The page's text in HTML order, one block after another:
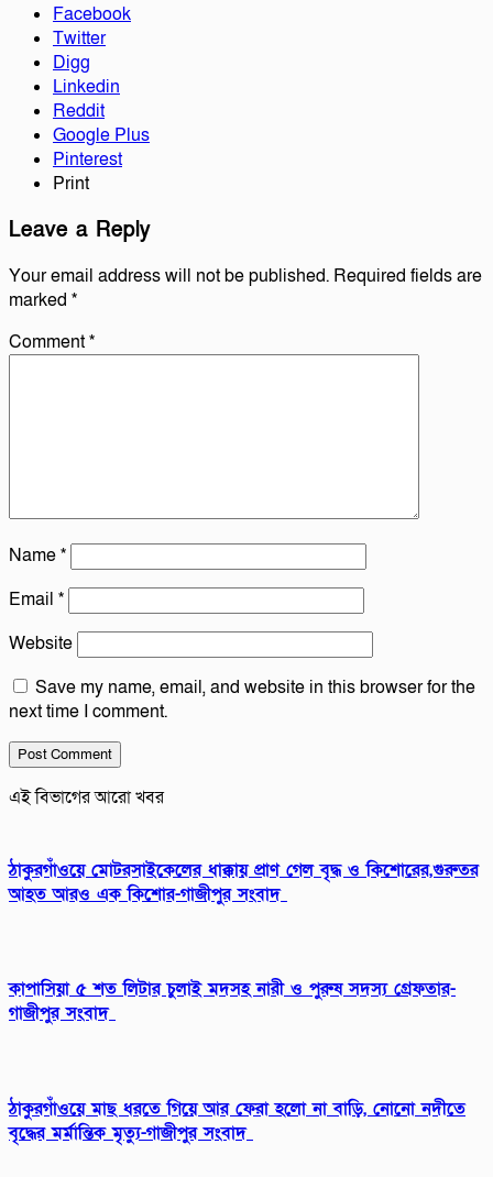
Facebook
Twitter
Digg
Linkedin
Reddit
Google Plus
Pinterest
Print
Leave a Reply
Your email address will not be published. Required fields are
marked *
Comment*
Name*
Email *
Website
Save my name, email, and website in this browser for the
next time I comment.
এই বিভাগের আরো খবর
ঠাকুরগাঁওয়ে মোটরসাইকেলের ধাক্কায় প্রাণ গেল বৃদ্ধ ও কিশোরের,গুরুতর
আহত আরও এক কিশোর-গাজীপুর সংবাদ
কাপাসিয়া ৫ শত লিটার চুলাই মদসহ নারী ও পুরুষ সদস্য গ্রেফতার-
গাজীপুর সংবাদ
ঠাকুরগাঁওয়ে মাছ ধরতে গিয়ে আর ফেরা হলো না বাড়ি, নোনো নদীতে
বৃদ্ধের মর্মান্তিক মৃত্যু-গাজীপুর সংবাদ